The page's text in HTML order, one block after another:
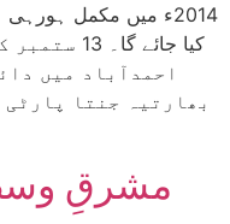
2014ء میں مکمل
کیا جائے
احمدآباد میں
بھارتیہ جنتا
مشرقِ